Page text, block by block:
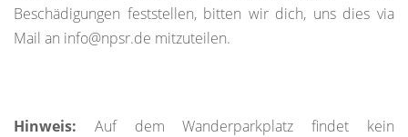
Beschädigungen feststellen, bitten wir dich, uns dies via
Mail an info@npsr.de mitzuteilen.
Hinweis: Auf dem Wanderparkplatz findet kein